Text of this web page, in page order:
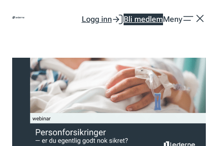
Logg inn Bli medlemMeny